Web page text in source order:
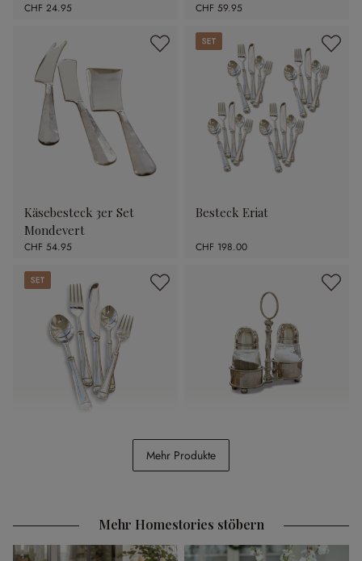
CHF 24.95 CHF 59.95
Käsebesteck 3er Set
Mondevert
CHF 54.95
Set
Besteck Eriat
CHF 198.00
Set
Menage Beaune
Mehr Produkte
Mehr Homestories stöbern